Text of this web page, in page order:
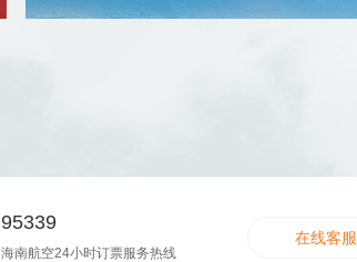
95339
海南航空24小时订票服务热线
在线客服